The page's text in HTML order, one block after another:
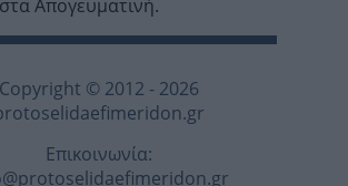
Απογευματινή.
Copyright © 2012 - 2026
Επικοινωνία: